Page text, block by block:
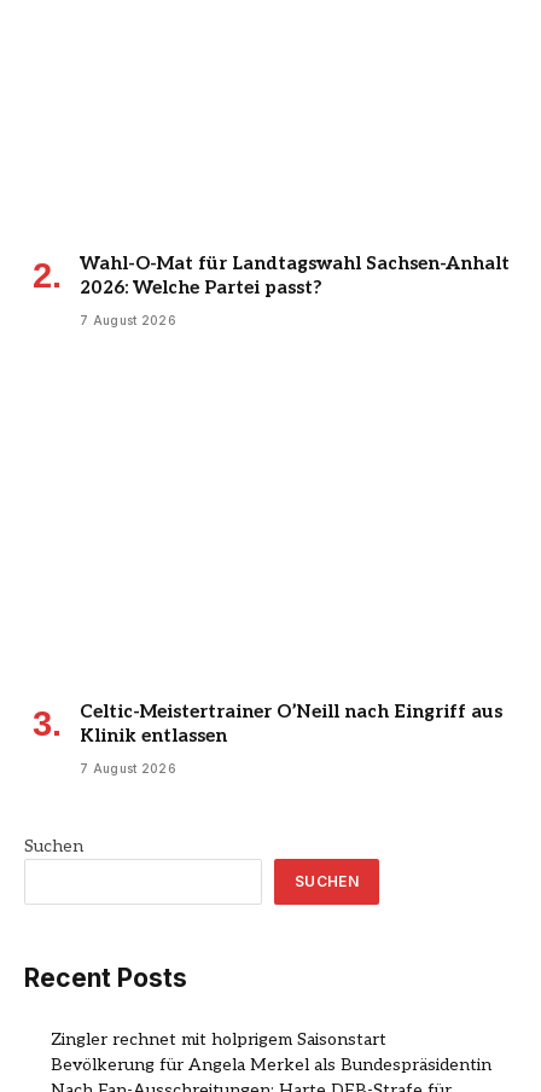
Wahl-O-Mat für Landtagswahl Sachsen-Anhalt
2026: Welche Partei passt?
7 August 2026
Celtic-Meistertrainer O’Neill nach Eingriff aus
Klinik entlassen
7 August 2026
Suchen
SUCHEN
Recent Posts
Zingler rechnet mit holprigem Saisonstart
Bevölkerung für Angela Merkel als Bundespräsidentin